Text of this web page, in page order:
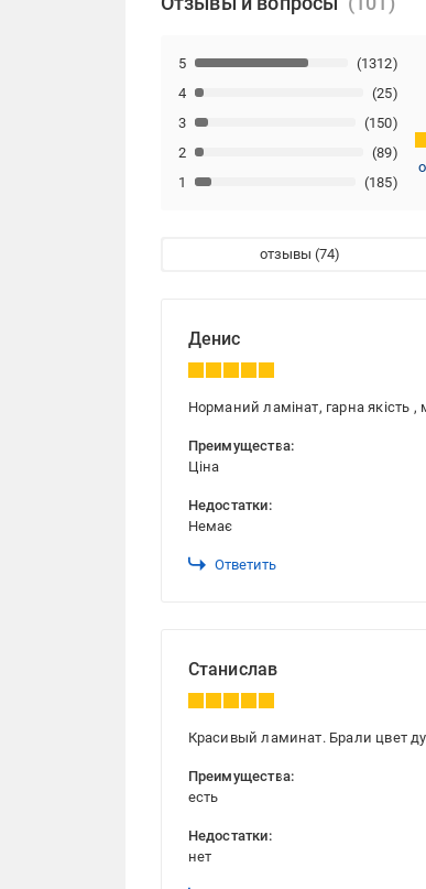
1 (185)
2 (89)
3 (150)
4 (25)
5 (1312)
отзывы
Денис
Норманий ламінат, гарна якість ,
Преимущества:
Ціна
Недостатки:
Немає
Ответить
Станислав
Красивый ламинат. Брали цвет
Преимущества:
есть
Недостатки:
нет